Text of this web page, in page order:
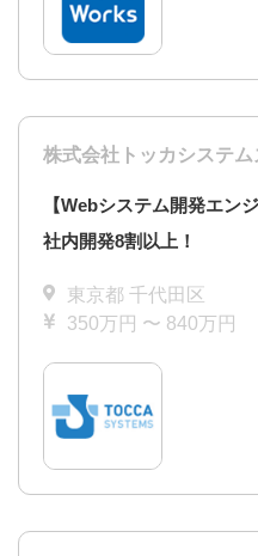
株式会社トッカシステム
【Webシステム開発エン
社内開発8割以上！
東京都 千代田区
350万円 〜 840万円